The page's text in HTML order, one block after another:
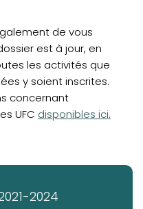
de vous
est à jour, en
les activités que
y soient inscrites.
concernant
UFC disponibles ici.
2024